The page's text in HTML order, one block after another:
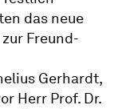
das neue
zur Freund­
Gerhardt,
Herr Prof. Dr.